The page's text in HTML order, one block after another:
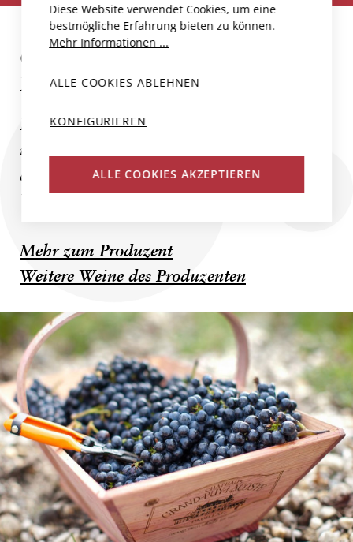
CHÂTEAU GRAND-PUY-
LACOSTE
In der französischen Appellation Pauillac,
in der Nähe von Bordeaux, befindet sich
das Château Grand-Puy-Lacoste, dessen
Weine mit dem Namen des...
Mehr zum Produzent
Weitere Weine des Produzenten
Diese Website verwendet Cookies, um eine
bestmögliche Erfahrung bieten zu können.
Mehr Informationen ...
ALLE COOKIES ABLEHNEN
KONFIGURIEREN
ALLE COOKIES AKZEPTIEREN